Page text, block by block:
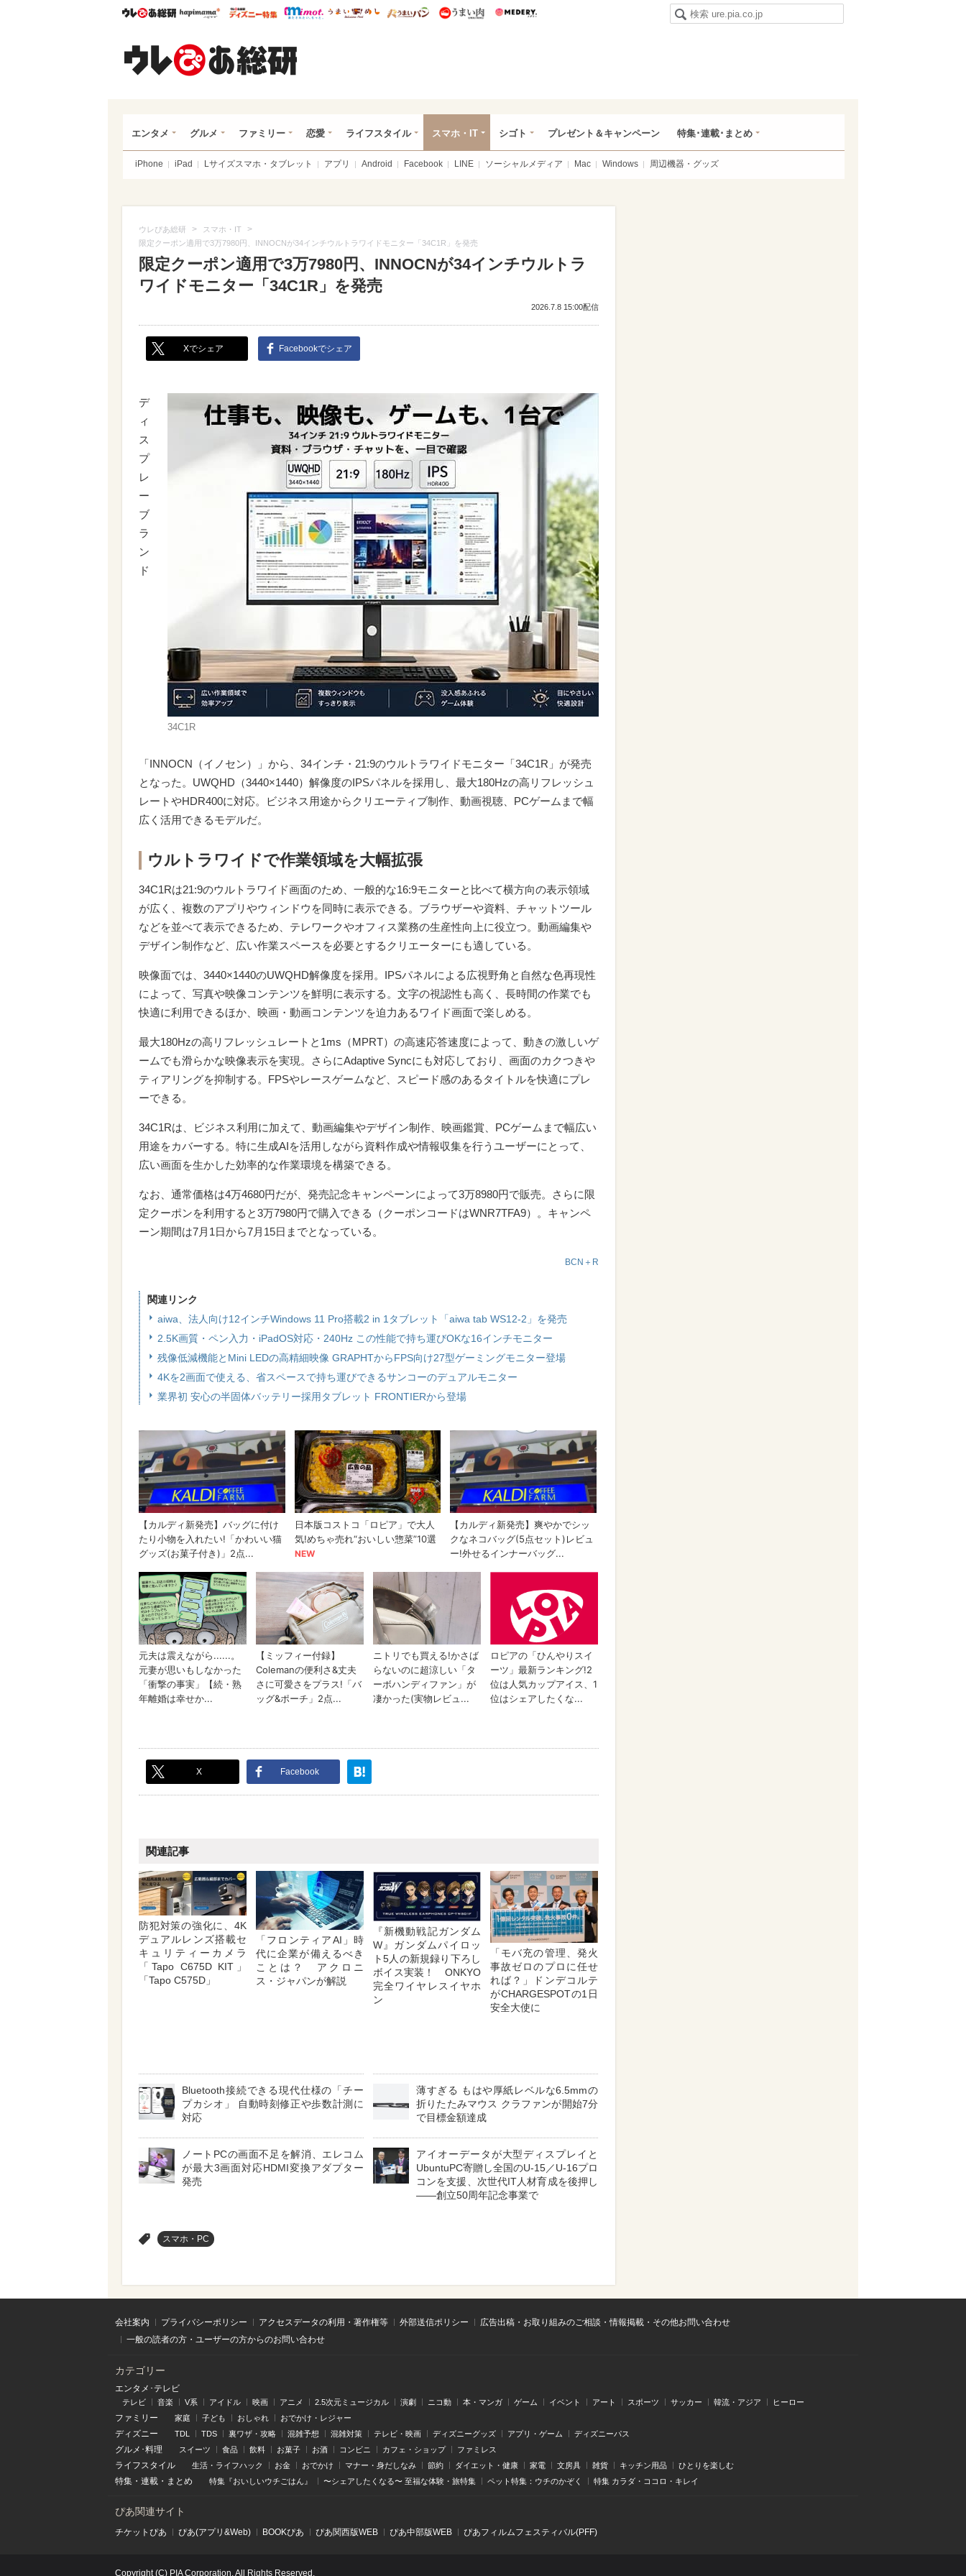
ウレぴあ総研ハピママ* ウレぴあ総研 ディズニー特集
mimot. うまいめし うまいパン うまい肉
エンタメ グルメ ファミリー 恋愛 ライフスタイル スマホ・IT シゴト プレゼント＆キャンペーン 特集･連載･まとめ
iPhone iPad Lサイズスマホ・タブレット アプリ Android Facebook LINE ソーシャルメディア Mac Windows 周辺機器・グッズ
ウレぴあ総研 > スマホ・IT >
限定クーポン適用で3万7980円、INNOCNが34インチウルトラワイドモニター「34C1R」を発売
限定クーポン適用で3万7980円、INNOCNが34インチウルトラ
ワイドモニター「34C1R」を発売
2026.7.8 15:00配信
Xでシェア Facebookでシェア
34C1R
デ
ィ
ス
プ
レ
ー
ブ
ラ
ン
ド
「INNOCN（イノセン）」から、34インチ・21:9のウルトラワイドモニター「34C1R」が発売
となった。UWQHD（3440×1440）解像度のIPSパネルを採用し、最大180Hzの高リフレッシュ
レートやHDR400に対応。ビジネス用途からクリエーティブ制作、動画視聴、PCゲームまで幅
広く活用できるモデルだ。
ウルトラワイドで作業領域を大幅拡張
34C1Rは21:9のウルトラワイド画面のため、一般的な16:9モニターと比べて横方向の表示領域
が広く、複数のアプリやウィンドウを同時に表示できる。ブラウザーや資料、チャットツール
などを並べて表示できるため、テレワークやオフィス業務の生産性向上に役立つ。動画編集や
デザイン制作など、広い作業スペースを必要とするクリエーターにも適している。
映像面では、3440×1440のUWQHD解像度を採用。IPSパネルによる広視野角と自然な色再現性
によって、写真や映像コンテンツを鮮明に表示する。文字の視認性も高く、長時間の作業でも
快適に利用できるほか、映画・動画コンテンツを迫力あるワイド画面で楽しめる。
最大180Hzの高リフレッシュレートと1ms（MPRT）の高速応答速度によって、動きの激しいゲ
ームでも滑らかな映像表示を実現。さらにAdaptive Syncにも対応しており、画面のカクつきや
ティアリングを抑制する。FPSやレースゲームなど、スピード感のあるタイトルを快適にプレ
ーできる。
34C1Rは、ビジネス利用に加えて、動画編集やデザイン制作、映画鑑賞、PCゲームまで幅広い
用途をカバーする。特に生成AIを活用しながら資料作成や情報収集を行うユーザーにとって、
広い画面を生かした効率的な作業環境を構築できる。
なお、通常価格は4万4680円だが、発売記念キャンペーンによって3万8980円で販売。さらに限
定クーポンを利用すると3万7980円で購入できる（クーポンコードはWNR7TFA9）。キャンペ
ーン期間は7月1日から7月15日までとなっている。
BCN＋R
関連リンク
aiwa、法人向け12インチWindows 11 Pro搭載2 in 1タブレット「aiwa tab WS12-2」を発売
2.5K画質・ペン入力・iPadOS対応・240Hz この性能で持ち運びOKな16インチモニター
残像低減機能とMini LEDの高精細映像 GRAPHTからFPS向け27型ゲーミングモニター登場
4Kを2画面で使える、省スペースで持ち運びできるサンコーのデュアルモニター
業界初 安心の半固体バッテリー採用タブレット FRONTIERから登場
X Facebook
関連記事
防犯対策の強化に、4K
デュアルレンズ搭載セ
キュリティーカメラ
「Tapo C675D KIT」
「Tapo C575D」
「フロンティアAI」時
代に企業が備えるべき
ことは？ アクロニ
ス・ジャパンが解説
『新機動戦記ガンダム
W』ガンダムパイロッ
ト5人の新規録り下ろし
ボイス実装！ ONKYO
完全ワイヤレスイヤホ
ン
「モバ充の管理、発火
事故ゼロのプロに任せ
れば？」ドンデコルテ
がCHARGESPOTの1日
安全大使に
Bluetooth接続できる現代仕様の「チー
プカシオ」 自動時刻修正や歩数計測に
対応
薄すぎる もはや厚紙レベルな6.5mmの
折りたたみマウス クラファンが開始7分
で目標金額達成
ノートPCの画面不足を解消、エレコム
が最大3画面対応HDMI変換アダプター
発売
アイオーデータが大型ディスプレイと
UbuntuPC寄贈し全国のU-15／U-16プロ
コンを支援、次世代IT人材育成を後押し
――創立50周年記念事業で
スマホ・PC
会社案内 プライバシーポリシー アクセスデータの利用・著作権等 外部送信ポリシー
広告出稿・お取り組みのご相談・情報掲載・その他お問い合わせ
一般の読者の方・ユーザーの方からのお問い合わせ
カテゴリー
エンタメ･テレビ
テレビ 音楽 V系 アイドル 映画 アニメ 2.5次元ミュージカル 演劇 ニコ動 本・マンガ ゲーム イベント アート スポーツ サッカー 韓流・アジア ヒーロー
ファミリー 家庭 子ども おしゃれ おでかけ・レジャー
ディズニー TDL TDS 裏ワザ・攻略 混雑予想 混雑対策 テレビ・映画 ディズニーグッズ アプリ・ゲーム ディズニーパス
グルメ･料理 スイーツ 食品 飲料 お菓子 お酒 コンビニ カフェ・ショップ ファミレス
ライフスタイル 生活・ライフハック お金 おでかけ マナー・身だしなみ 節約 ダイエット・健康 家電 文房具 雑貨 キッチン用品 ひとりを楽しむ
特集 ・ 連載 ・ まとめ 特集『おいしいウチごはん』 〜シェアしたくなる〜 至福な体験・旅特集 ペット特集：ウチのかぞく 特集 カラダ・ココロ・キレイ
ぴあ関連サイト
チケットぴあ ぴあ(アプリ&Web) BOOKぴあ ぴあ関⻄版WEB ぴあ中部版WEB ぴあフィルムフェスティバル(PFF)
Copyright (C) PIA Corporation. All Rights Reserved.